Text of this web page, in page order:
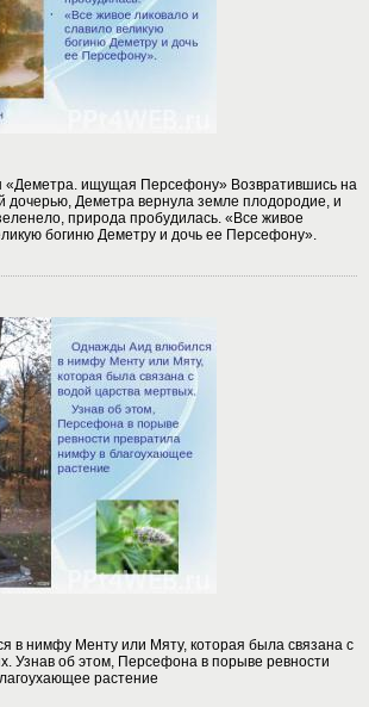
«Деметра. ищущая Персефону» Возвратившись на
дочерью, Деметра вернула земле плодородие, и
природа пробудилась. «Все живое
богиню Деметру и дочь ее Персефону».
в нимфу Менту или Мяту, которая была связана с
Узнав об этом, Персефона в порыве ревности
растение